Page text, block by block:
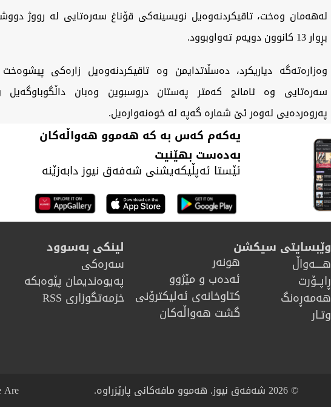
لەهەمان وەخت، تاقیکردنەوەیل نویسینەکی قۆناغ سەرەتایی لە رووژ
بڕوار 13 کانوون دویەم تەواوبوود.
وەزارەتەگە دیاریکرد، دەسڵاتدایمن وە تاقیکردنەوەیل زارەکی
سەرەتایی وە ئامانج کەمتر پەستان دروسبوین وەبان داڵگوباوگەیل
پەروەردەیی لەوەر ئێ شمارە گەپە لە خوەنەوارەیل.
یەکەم کەس بە کە هەموو هەواڵەکان
بەدەست بهێنیت
ئێستا ئەپڵیکەیشنی شەفەق نیوز دابەزێنە
وێبسایتی سیکشن
هــــه‌واڵ
ڕاپــۆرت
هه‌مه‌ڕه‌نگ
وتـار
هونه‌ر
ئەدەب و مێژوو
كتاوخانه‌ی ئه‌ليكترۆنی
گشت هەواڵەکان
لینکی بەسوود
سەرەکی
پەیوەندیمان پێوەبکە
خزمەتگوزاری RSS
© 2026 شەفەق نیوز. هەموو مافەکانی پارێزراوە.